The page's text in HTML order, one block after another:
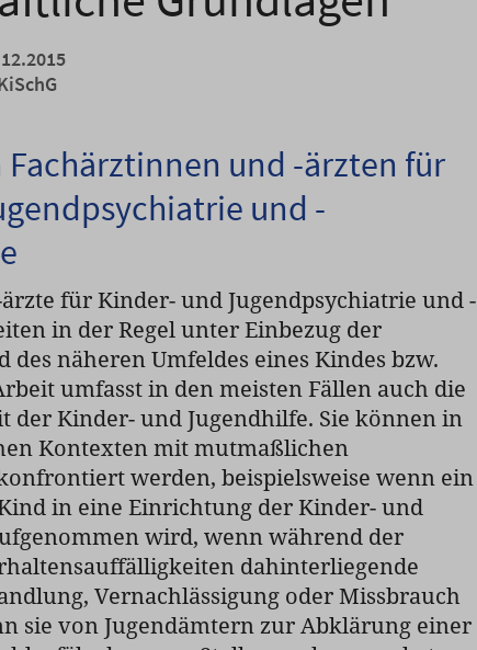
Fachärztinnen und -ärzten für
und -
für Kinder- und Jugendpsychiatrie und -
in der Regel unter Einbezug der
des näheren Umfeldes eines Kindes bzw.
umfasst in den meisten Fällen auch die
der Kinder- und Jugendhilfe. Sie können in
Kontexten mit mutmaßlichen
werden, beispielsweise wenn ein
in eine Einrichtung der Kinder- und
wird, wenn während der
dahinterliegende
Vernachlässigung oder Missbrauch
sie von Jugendämtern zur Abklärung einer